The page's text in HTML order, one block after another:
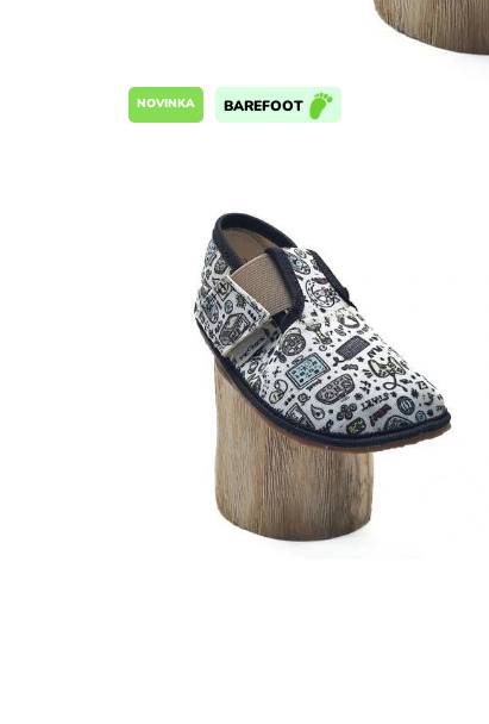
NOVINKA BAREFOOT